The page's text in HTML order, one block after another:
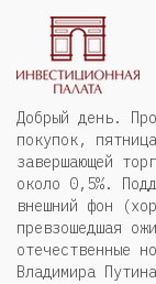
Добрый день.
покупок,
завершающей
около 0,5%.
внешний фон
превзошедшая
отечественные
Владимира